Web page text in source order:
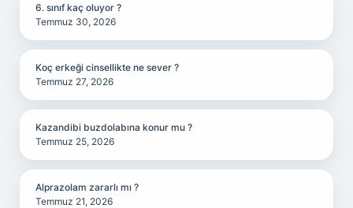
6. sınıf kaç oluyor ?
Temmuz 30, 2026
Koç erkeği cinsellikte ne sever ?
Temmuz 27, 2026
Kazandibi buzdolabına konur mu ?
Temmuz 25, 2026
Alprazolam zararlı mı ?
Temmuz 21, 2026